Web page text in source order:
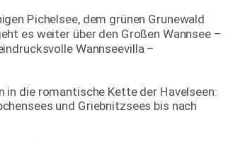
Pichelsee, dem grünen Grunewald
es weiter über den Großen Wannsee –
Wannseevilla –
in die romantische Kette der Havelseen:
und Griebnitzsees bis nach